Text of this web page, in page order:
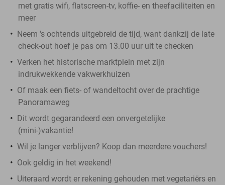
met gratis wifi, flatscreen-tv, koffie- en theefaciliteiten en
meer
Neem 's ochtends uitgebreid de tijd, want dankzij de late
check-out hoef je pas om 13.00 uur uit te checken
Verken het historische marktplein met zijn
indrukwekkende vakwerkhuizen
Of maak een fiets- of wandeltocht over de prachtige
Panoramaweg
Dit wordt gegarandeerd een onvergetelijke
(mini-)vakantie!
Wil je langer verblijven? Koop dan meerdere vouchers!
Ook geldig in het weekend!
Uiteraard wordt er rekening gehouden met vegetariërs en